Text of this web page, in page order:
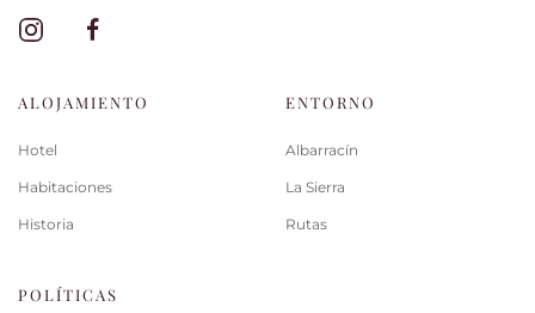
ALOJAMIENTO
Hotel
Habitaciones
Historia
ENTORNO
Albarracín
La Sierra
Rutas
POLÍTICAS